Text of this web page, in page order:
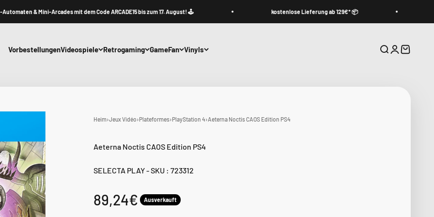
& Mini-Arcades mit dem Code ARCADE15 bis zum 17. August! 🕹️ kostenlose Lieferung ab 129€* 📦
VorbestellungenVideospiele Retrogaming GameFan Vinyls
SucheAnmelden
Heim›Jeux Vidéo›Plateformes›PlayStation 4›Aeterna Noctis CAOS Edition PS4
Aeterna Noctis CAOS Edition PS4
SELECTA PLAY-SKU : 723312
Angebot
89,24€ Ausverkauft